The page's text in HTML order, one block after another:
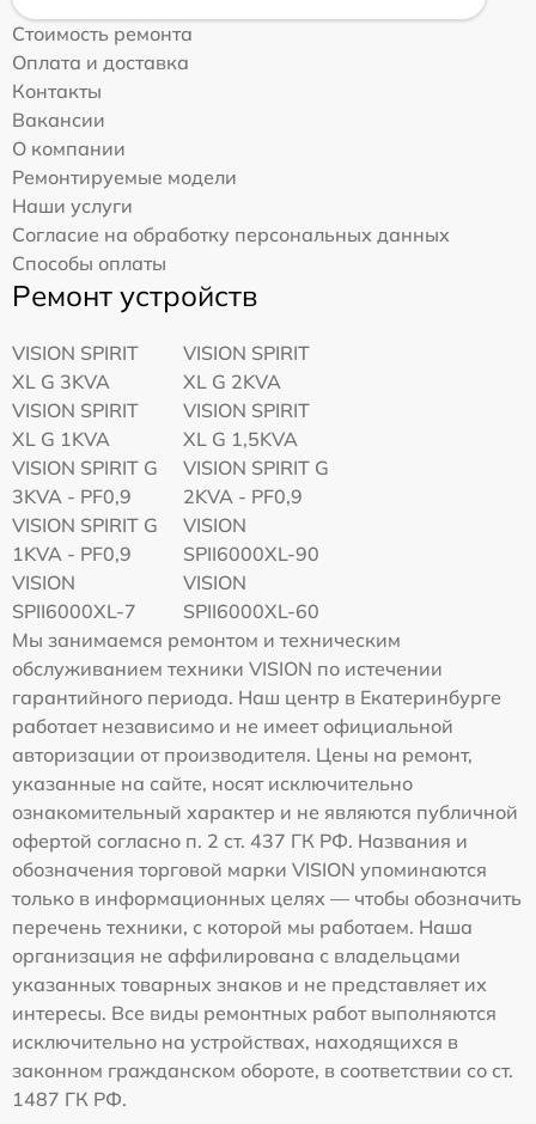
Стоимость ремонта
Оплата и доставка
Контакты
Вакансии
О компании
Ремонтируемые модели
Наши услуги
Согласие на обработку персональных данных
Способы оплаты
Ремонт устройств
VISION SPIRIT
XL G 3KVA
VISION SPIRIT
XL G 2KVA
VISION SPIRIT
XL G 1KVA
VISION SPIRIT
XL G 1,5KVA
VISION SPIRIT G
3KVA - PF0,9
VISION SPIRIT G
2KVA - PF0,9
VISION SPIRIT G
1KVA - PF0,9
VISION
SPII6000XL-90
VISION
SPII6000XL-7
VISION
SPII6000XL-60
Мы занимаемся ремонтом и техническим
обслуживанием техники VISION по истечении
гарантийного периода. Наш центр в Екатеринбурге
работает независимо и не имеет официальной
авторизации от производителя. Цены на ремонт,
указанные на сайте, носят исключительно
ознакомительный характер и не являются публичной
офертой согласно п. 2 ст. 437 ГК РФ. Названия и
обозначения торговой марки VISION упоминаются
только в информационных целях — чтобы обозначить
перечень техники, с которой мы работаем. Наша
организация не аффилирована с владельцами
указанных товарных знаков и не представляет их
интересы. Все виды ремонтных работ выполняются
исключительно на устройствах, находящихся в
законном гражданском обороте, в соответствии со ст.
1487 ГК РФ.